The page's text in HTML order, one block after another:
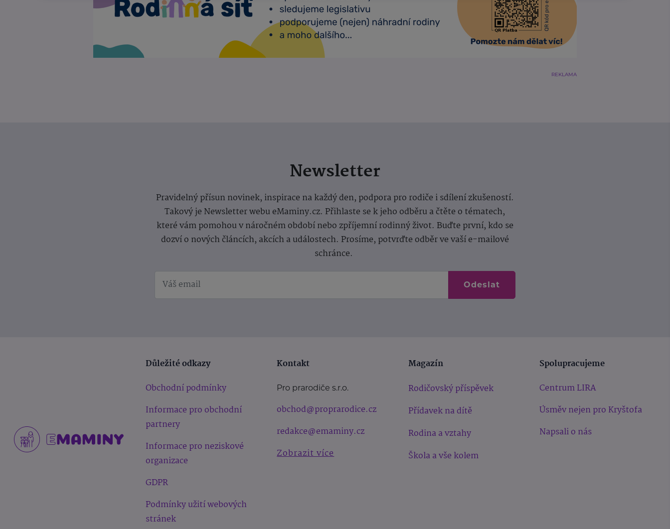
REKLAMA
Newsletter
Pravidelný přísun novinek, inspirace na každý den, podpora pro rodiče i sdílení zkušeností.
Takový je Newsletter webu eMaminy.cz. Přihlaste se k jeho odběru a čtěte o tématech,
které vám pomohou v náročném období nebo zpříjemní rodinný život. Buďte první, kdo se
dozví o nových článcích, akcích a událostech. Prosíme, potvrďte odběr ve vaší e-mailové
schránce.
Odeslat
Důležité odkazy
Obchodní podmínky
Informace pro obchodní
partnery
Informace pro neziskové
organizace
GDPR
Podmínky užití webových
stránek
Kontakt
Pro prarodiče s.r.o.
obchod@proprarodice.cz
redakce@emaminy.cz
Zobrazit více
Magazín
Rodičovský příspěvek
Přídavek na dítě
Rodina a vztahy
Škola a vše kolem
Spolupracujeme
Centrum LIRA
Úsměv nejen pro Kryštofa
Napsali o nás